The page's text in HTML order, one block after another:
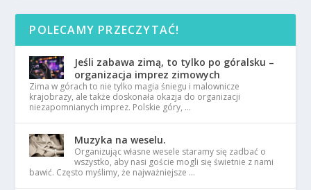
POLECAMY PRZECZYTAĆ!
Jeśli zabawa zimą, to tylko po góralsku –
organizacja imprez zimowych
Zima w górach to nie tylko magia śniegu i malownicze
krajobrazy, ale także doskonała okazja do organizacji
niezapomnianych imprez. Polskie góry, …
Muzyka na weselu.
Organizując własne wesele staramy się zadbać o
wszystko, aby nasi goście mogli się świetnie z nami
bawić. Często myślimy, że najważniejsze …